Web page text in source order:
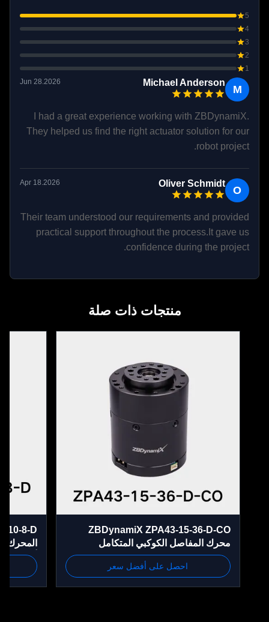
Michael Anderson
Jun 28.2026
I had a great experience working with ZBDynamiX.
They helped us find the right actuator solution for our
robot project.
Oliver Schmidt
Apr 18.2026
Their team understood our requirements and provided
practical support throughout the process.It gave us
confidence during the project.
منتجات ذات صلة
ZBDynamiX ZPA43-15-36-D-CO
محرك المفاصل الكوكبي المتكامل
احصل على أفضل سعر
35-10-8-D
المحرك
في الدقيقة، OD46 ملم